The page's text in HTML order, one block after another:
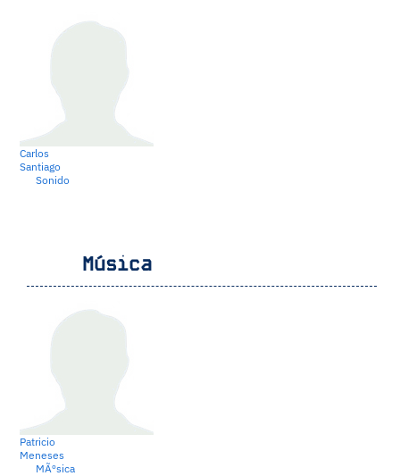
Carlos
Santiago
Sonido
Música
Patricio
Meneses
MÃºsica